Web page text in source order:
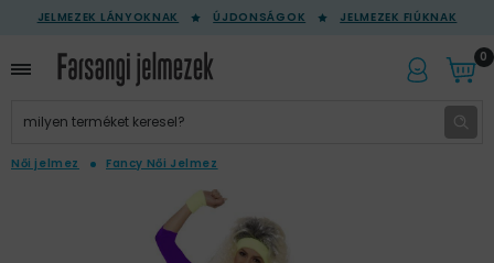
JELMEZEK LÁNYOKNAK ÚJDONSÁGOK JELMEZEK FIÚKNAK
0
Női jelmez Fancy Női Jelmez